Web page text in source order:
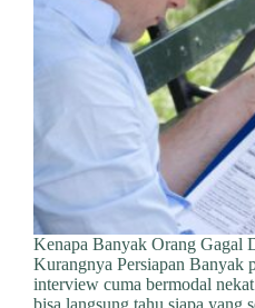
Kenapa Banyak Orang Gagal
Kurangnya Persiapan Banyak
interview cuma bermodal
bisa langsung tahu siapa yang